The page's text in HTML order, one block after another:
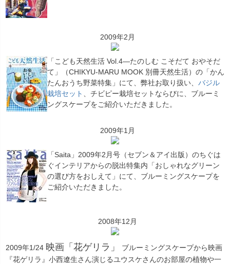
2009年2月
「こども天然生活 Vol.4―たのしむ こそだて おやそだ
て」（CHIKYU-MARU MOOK 別冊天然生活）の「かん
たんおうち野菜特集」にて、弊社お取り扱い、 バジル
栽培セット
、チビピー栽培セットならびに、ブルーミ
ングスケープをご紹介いただきました。
2009年1月
「Saita」2009年2月号（セブン＆アイ出版）のちぐは
ぐインテリアからの脱出特集内「おしゃれなグリーン
の選び方をおしえて」にて、ブルーミングスケープを
ご紹介いただきました。
2008年12月
2009年1/24 映画「花ゲリラ」
ブルーミングスケープから映画
『花ゲリラ』小西遼生さん演じるユウスケさんのお部屋の植物や一